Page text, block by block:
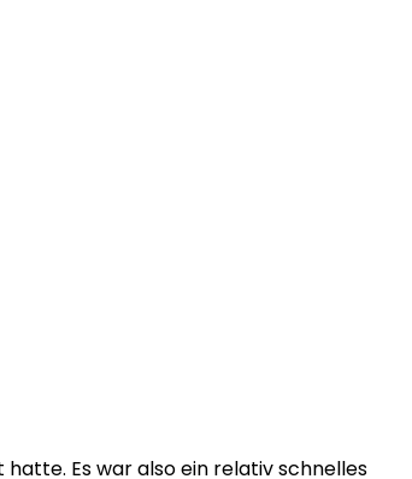
Es war also ein relativ schnelles